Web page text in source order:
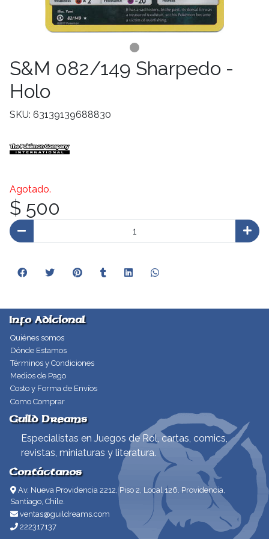
S&M 082/149 Sharpedo -
Holo
SKU: 63139139688830
Agotado.
$ 500
Info Adicional
Quiénes somos
Dónde Estamos
Términos y Condiciones
Medios de Pago
Costo y Forma de Envíos
Como Comprar
Guild Dreams
Especialistas en Juegos de Rol, cartas, comics,
revistas, miniaturas y literatura.
Contáctanos
Av. Nueva Providencia 2212, Piso 2, Local 126. Providencia,
Santiago, Chile.
ventas@guildreams.com
222317137